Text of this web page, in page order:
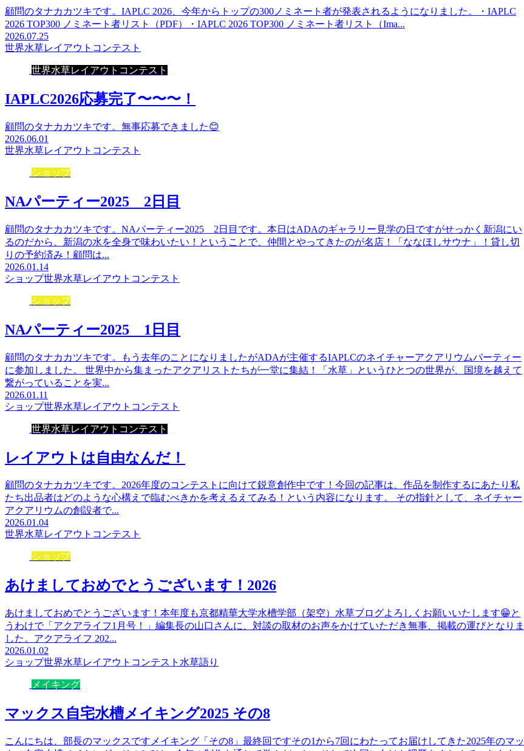
顧問のタナカカツキです。IAPLC 2026、今年からトップの300ノミネート者が発表されるようになりました。・IAPLC
2026 TOP300 ノミネート者リスト（PDF）・IAPLC 2026 TOP300 ノミネート者リスト（Ima...
2026.07.25
世界水草レイアウトコンテスト
世界水草レイアウトコンテスト
IAPLC2026応募完了〜〜〜！
顧問のタナカカツキです。無事応募できました😊
2026.06.01
世界水草レイアウトコンテスト
ショップ
NAパーティー2025 2日目
顧問のタナカカツキです。NAパーティー2025 2日目です。本日はADAのギャラリー見学の日ですがせっかく新潟にい
るのだから、新潟の水を全身で味わいたい！ということで、仲間とやってきたのが名店！「ななほしサウナ」！貸し切
りの予約済み！顧問は...
2026.01.14
ショップ世界水草レイアウトコンテスト
ショップ
NAパーティー2025 1日目
顧問のタナカカツキです。もう去年のことになりましたがADAが主催するIAPLCのネイチャーアクアリウムパーティー
に参加しました。 世界中から集まったアクアリストたちが一堂に集結！「水草」というひとつの世界が、国境を越えて
繋がっていることを実...
2026.01.11
ショップ世界水草レイアウトコンテスト
世界水草レイアウトコンテスト
レイアウトは自由なんだ！
顧問のタナカカツキです。2026年度のコンテストに向けて鋭意創作中です！今回の記事は、作品を制作するにあたり私
たち出品者はどのような心構えで臨むべきかを考えるえてみる！という内容になります。 その指針として、ネイチャー
アクアリウムの創設者で...
2026.01.04
世界水草レイアウトコンテスト
ショップ
あけましておめでとうございます！2026
あけましておめでとうございます！本年度も京都精華大学水槽学部（架空）水草ブログよろしくお願いいたします😁と
うわけで「アクアライフ1月号！」編集長の山口さんに、対談の取材のお声をかけていただき無事、掲載の運びとなりま
した。アクアライフ 202...
2026.01.02
ショップ世界水草レイアウトコンテスト 水草語り
メイキング
マックス自宅水槽メイキング2025 その8
こんにちは、部長のマックスですメイキング「その8」最終回ですその1から7回にわたってお届けしてきた2025年のマッ